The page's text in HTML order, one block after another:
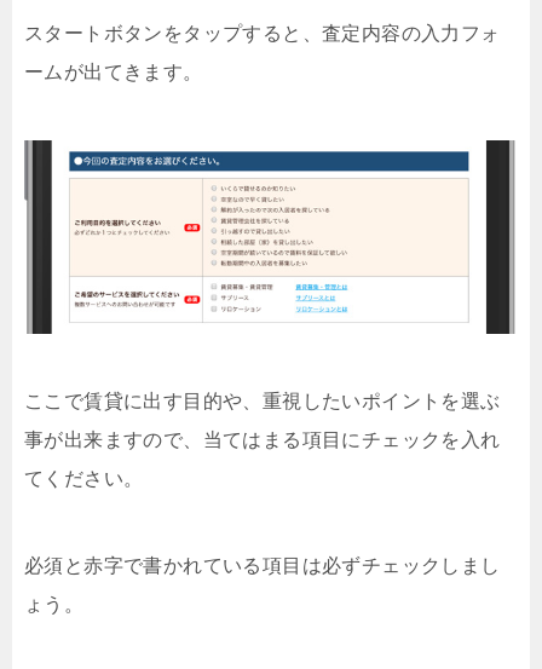
スタートボタンをタップすると、査定内容の入力フォ
ームが出てきます。
ここで賃貸に出す目的や、重視したいポイントを選ぶ
事が出来ますので、当てはまる項目にチェックを入れ
てください。
必須と赤字で書かれている項目は必ずチェックしまし
ょう。